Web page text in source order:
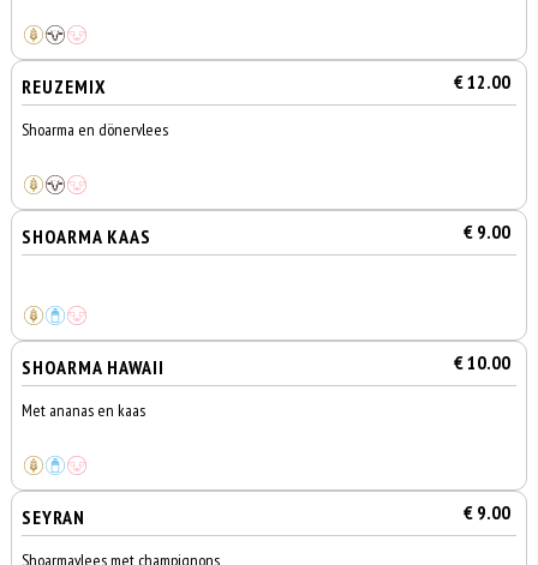
REUZEMIX € 12.00
Shoarma en dönervlees
SHOARMA KAAS € 9.00
SHOARMA HAWAII € 10.00
Met ananas en kaas
SEYRAN € 9.00
Shoarmavlees met champignons